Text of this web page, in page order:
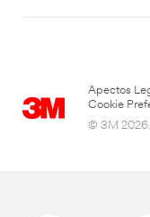
Apectos
Cookie
© 3M 2026.